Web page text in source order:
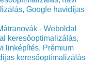
Google havidíjas
- Weboldal
keresőoptimalizálás,
linképítés, Prémium
keresőoptimalizálás